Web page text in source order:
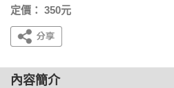
定價： 350元
內容簡介